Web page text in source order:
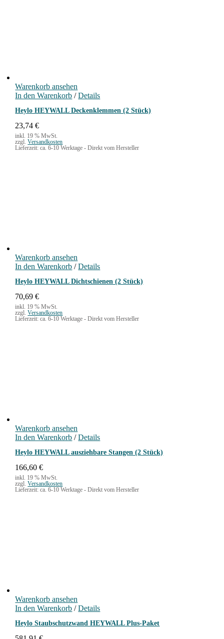
Warenkorb ansehen
In den Warenkorb / Details
Heylo HEYWALL Deckenklemmen (2 Stück)
23,74€
inkl. 19 % MwSt.
zzgl.Versandkosten
Lieferzeit:ca. 6-10 Werktage - Direkt vom Hersteller
Warenkorb ansehen
In den Warenkorb / Details
Heylo HEYWALL Dichtschienen (2 Stück)
70,69€
inkl. 19 % MwSt.
zzgl.Versandkosten
Lieferzeit:ca. 6-10 Werktage - Direkt vom Hersteller
Warenkorb ansehen
In den Warenkorb / Details
Heylo HEYWALL ausziehbare Stangen (2 Stück)
166,60€
inkl. 19 % MwSt.
zzgl.Versandkosten
Lieferzeit:ca. 6-10 Werktage - Direkt vom Hersteller
Warenkorb ansehen
In den Warenkorb / Details
Heylo Staubschutzwand HEYWALL Plus-Paket